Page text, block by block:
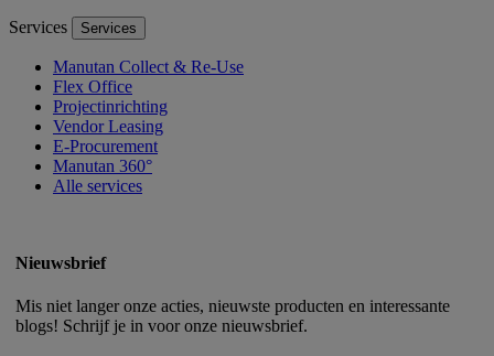
Services Services
Manutan Collect & Re-Use
Flex Office
Projectinrichting
Vendor Leasing
E-Procurement
Manutan 360°
Alle services
Nieuwsbrief
Mis niet langer onze acties, nieuwste producten en interessante
blogs! Schrijf je in voor onze nieuwsbrief.